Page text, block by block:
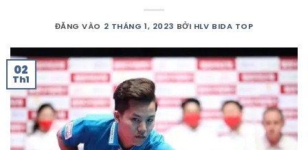
ĐĂNG VÀO 2 THÁNG 1, 2023 BỞI HLV BIDA TOP
02
Th1